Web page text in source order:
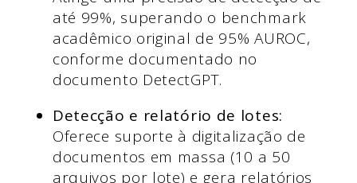
até 99%, superando o benchmark
acadêmico original de 95% AUROC,
conforme documentado no
documento DetectGPT.
Detecção e relatório de lotes:
Oferece suporte à digitalização de
documentos em massa (10 a 50
arquivos por lote) e gera relatórios